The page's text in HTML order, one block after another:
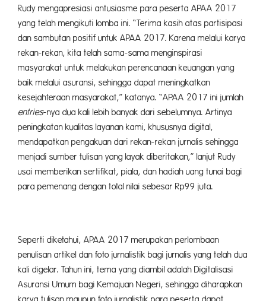
Rudy mengapresiasi antusiasme para peserta APAA 2017
yang telah mengikuti lomba ini. “Terima kasih atas partisipasi
dan sambutan positif untuk APAA 2017. Karena melalui karya
rekan-rekan, kita telah sama-sama menginspirasi
masyarakat untuk melakukan perencanaan keuangan yang
baik melalui asuransi, sehingga dapat meningkatkan
kesejahteraan masyarakat,” katanya. “APAA 2017 ini jumlah
entries-nya dua kali lebih banyak dari sebelumnya. Artinya
peningkatan kualitas layanan kami, khususnya digital,
mendapatkan pengakuan dari rekan-rekan jurnalis sehingga
menjadi sumber tulisan yang layak diberitakan,” lanjut Rudy
usai memberikan sertifikat, piala, dan hadiah uang tunai bagi
para pemenang dengan total nilai sebesar Rp99 juta.
Seperti diketahui, APAA 2017 merupakan perlombaan
penulisan artikel dan foto jurnalistik bagi jurnalis yang telah dua
kali digelar. Tahun ini, tema yang diambil adalah Digitalisasi
Asuransi Umum bagi Kemajuan Negeri, sehingga diharapkan